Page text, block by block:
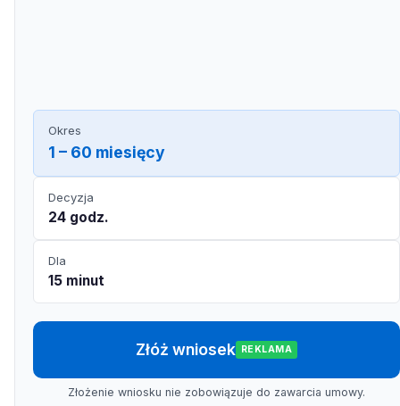
Okres
1 – 60 miesięcy
Decyzja
24 godz.
Dla
15 minut
Złóż wniosek REKLAMA
Złożenie wniosku nie zobowiązuje do zawarcia umowy.